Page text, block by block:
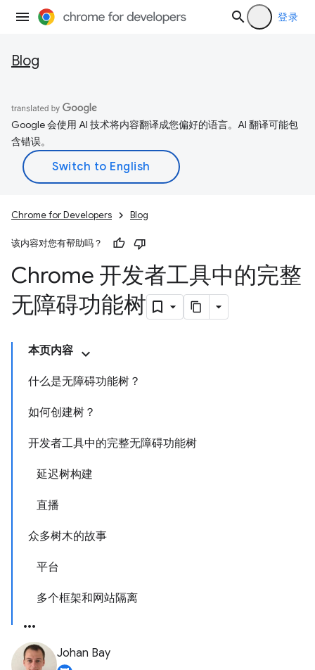
登录
Blog
Google 会使用 AI 技术将内容翻译成您偏好的语言。AI 翻译可能包
含错误。
Chrome for Developers Blog
该内容对您有帮助吗？
Chrome 开发者工具中的完整
无障碍功能树
本页内容
什么是无障碍功能树？
如何创建树？
开发者工具中的完整无障碍功能树
延迟树构建
直播
众多树木的故事
平台
多个框架和网站隔离
Johan Bay